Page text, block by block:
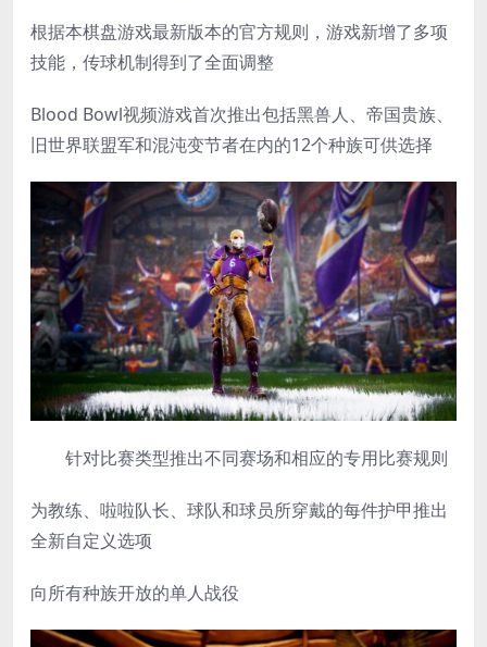
根据本棋盘游戏最新版本的官方规则，游戏新增了多项
技能，传球机制得到了全面调整
Blood Bowl视频游戏首次推出包括黑兽人、帝国贵族、
旧世界联盟军和混沌变节者在内的12个种族可供选择
针对比赛类型推出不同赛场和相应的专用比赛规则
为教练、啦啦队长、球队和球员所穿戴的每件护甲推出
全新自定义选项
向所有种族开放的单人战役